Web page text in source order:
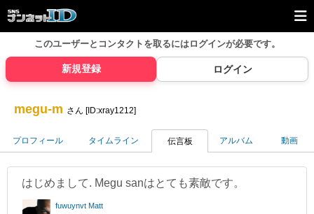
このユーザーとコンタクトを取るにはログインが必要です。
新規登録 ログイン
megu-m さん [ID:xray1212]
プロフィール タイムライン 伝言板 アルバム 動画
はじめまして. Megu sanはとても素敵です。
fuwuynvt Matt